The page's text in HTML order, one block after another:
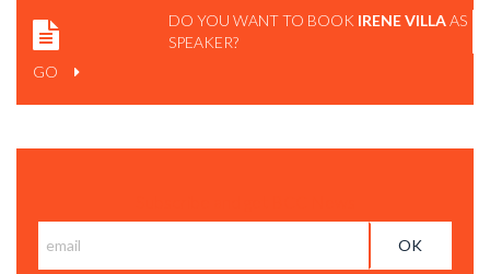
IRENE VILLA: "SABER QUE SE PUEDE". TALKS AT GOOGLE
DO YOU WANT TO BOOK IRENE VILLAAS
SPEAKER?
GO